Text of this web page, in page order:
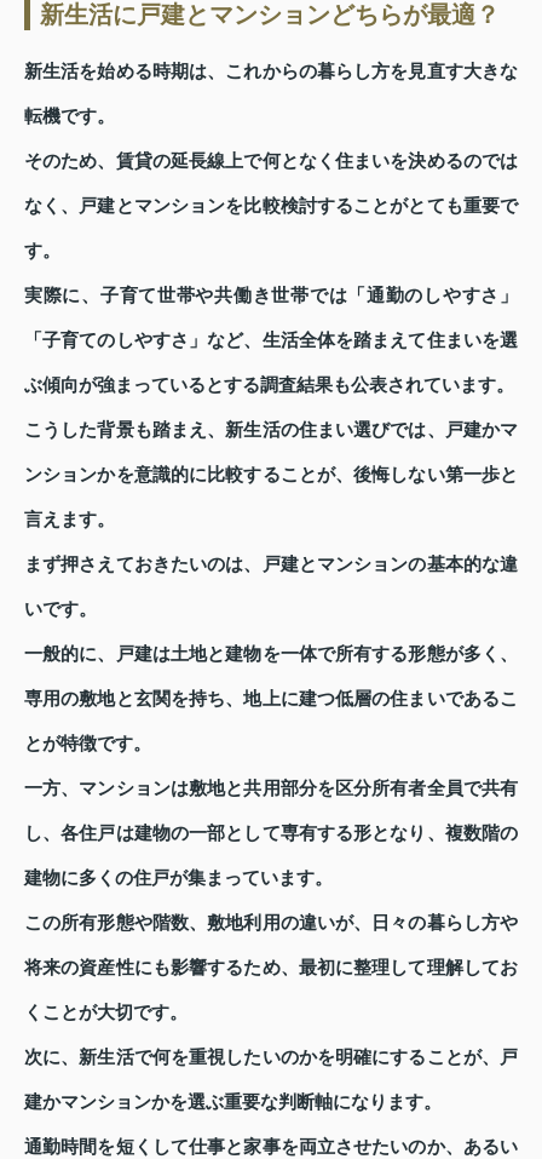
新生活に戸建とマンションどちらが最適？
新生活を始める時期は、これからの暮らし方を見直す大きな
転機です。
そのため、賃貸の延長線上で何となく住まいを決めるのでは
なく、戸建とマンションを比較検討することがとても重要で
す。
実際に、子育て世帯や共働き世帯では「通勤のしやすさ」
「子育てのしやすさ」など、生活全体を踏まえて住まいを選
ぶ傾向が強まっているとする調査結果も公表されています。
こうした背景も踏まえ、新生活の住まい選びでは、戸建かマ
ンションかを意識的に比較することが、後悔しない第一歩と
言えます。
まず押さえておきたいのは、戸建とマンションの基本的な違
いです。
一般的に、戸建は土地と建物を一体で所有する形態が多く、
専用の敷地と玄関を持ち、地上に建つ低層の住まいであるこ
とが特徴です。
一方、マンションは敷地と共用部分を区分所有者全員で共有
し、各住戸は建物の一部として専有する形となり、複数階の
建物に多くの住戸が集まっています。
この所有形態や階数、敷地利用の違いが、日々の暮らし方や
将来の資産性にも影響するため、最初に整理して理解してお
くことが大切です。
次に、新生活で何を重視したいのかを明確にすることが、戸
建かマンションかを選ぶ重要な判断軸になります。
通勤時間を短くして仕事と家事を両立させたいのか、あるい